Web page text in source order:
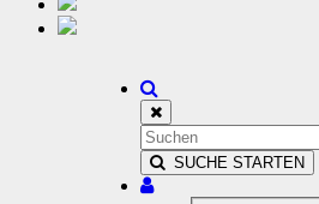
SUCHE STARTEN